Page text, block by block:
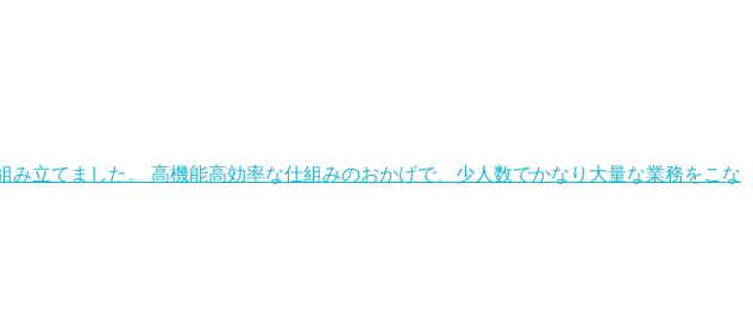
立てました。 高機能高効率な仕組みのおかげで、少人数でかなり大量な業務をこな